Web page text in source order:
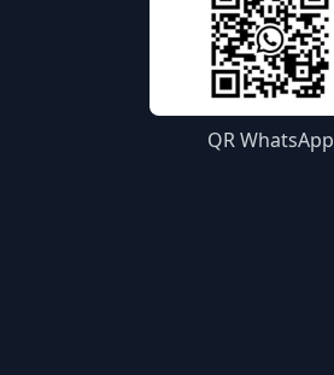
QR WhatsApp